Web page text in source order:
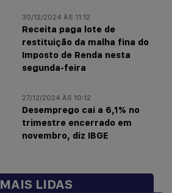
30/12/2024 ÀS 11:12
Receita paga lote de
restituição da malha fina do
Imposto de Renda nesta
segunda-feira
27/12/2024 ÀS 10:12
Desemprego cai a 6,1% no
trimestre encerrado em
novembro, diz IBGE
MAIS LIDAS